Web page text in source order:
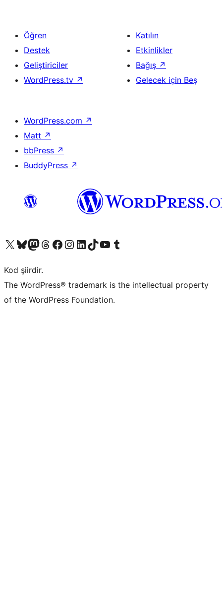
Öğren
Destek
Geliştiriciler
WordPress.tv ↗
Katılın
Etkinlikler
Bağış ↗
Gelecek için Beş
WordPress.com ↗
Matt ↗
bbPress ↗
BuddyPress ↗
X (eski Twitter) hesabımıza bakın
Bluesky hesabımızı ziyaret edinMastodon hesabımızı ziyaret edinThreads hesabımızı ziyaret edinFacebook sayfamızı ziyaret edinInstagram hesabımızı ziyaret edinLinkedIn hesabımızı ziyaret edinTikTok hesabımızı ziyaret edinYouTube kanalımızı ziyaret edinTumblr hesabımızı ziyaret edin
Kod şiirdir.
The WordPress® trademark is the intellectual property
of the WordPress Foundation.